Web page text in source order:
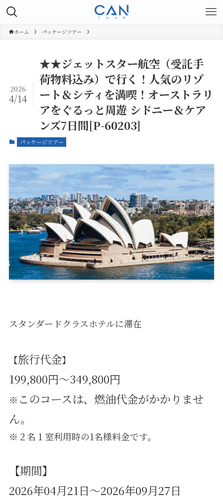
ホーム パッケージツアー
★★ジェットスター航空（受託手
荷物料込み）で行く！人気のリゾ
ート＆シティを満喫！オーストラリ
アをぐるっと周遊 シドニー＆ケア
ンズ7日間[P-60203]
2026
4/14
パッケージツアー
スタンダードクラスホテルに滞在
【旅行代金】
199,800円～349,800円
※ このコースは、燃油代金がかかりませ
ん。
※２名１室利用時の1名様料金です。
【期間】
2026年04月21日～2026年09月27日